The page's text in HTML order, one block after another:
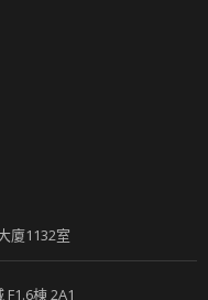
廈1132室
棟 2A1